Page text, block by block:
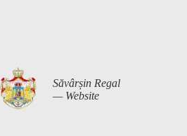
Săvârșin Regal
— Website